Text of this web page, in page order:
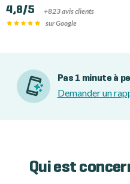
4,8/5
+823 avis clients
sur Google
Pas 1 minute à
Demander un
Qui est